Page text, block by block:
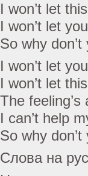
I won’t let
I won’t let
So why
I won’t let
I won’t let
The feeling’s
I can’t help
So why
Слова на